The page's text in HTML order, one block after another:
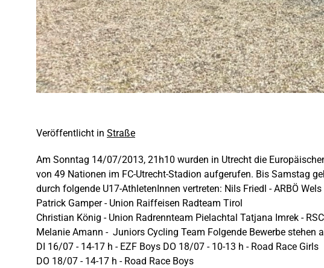
Veröffentlicht in Straße
Am Sonntag 14/07/2013, 21h10 wurden in Utrecht die
von 49 Nationen im FC-Utrecht-Stadion aufgerufen. Bis Samstag
durch folgende U17-AthletenInnen vertreten: Nils Friedl - ARBÖ
Patrick Gamper - Union Raiffeisen Radteam Tirol
Christian König - Union Radrennteam Pielachtal Tatjana Imrek -
Melanie Amann - Juniors Cycling Team Folgende Bewerbe stehen
DI 16/07 - 14-17 h - EZF Boys DO 18/07 - 10-13 h - Road Race Girls
DO 18/07 - 14-17 h - Road Race Boys